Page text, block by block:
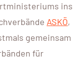
ins
ASKÖ,
gemeinsam
für